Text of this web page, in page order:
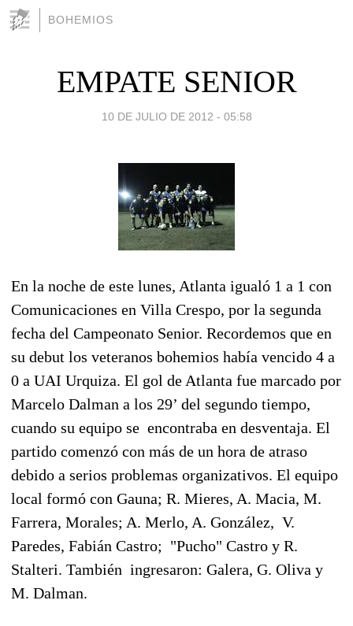
BOHEMIOS
EMPATE SENIOR
10 DE JULIO DE 2012 - 05:58
En la noche de este lunes, Atlanta igualó 1 a 1 con
Comunicaciones en Villa Crespo, por la segunda
fecha del Campeonato Senior. Recordemos que en
su debut los veteranos bohemios había vencido 4 a
0 a UAI Urquiza. El gol de Atlanta fue marcado por
Marcelo Dalman a los 29’ del segundo tiempo,
cuando su equipo se encontraba en desventaja. El
partido comenzó con más de un hora de atraso
debido a serios problemas organizativos. El equipo
local formó con Gauna; R. Mieres, A. Macia, M.
Farrera, Morales; A. Merlo, A. González, V.
Paredes, Fabián Castro; "Pucho" Castro y R.
Stalteri. También ingresaron: Galera, G. Oliva y
M. Dalman.